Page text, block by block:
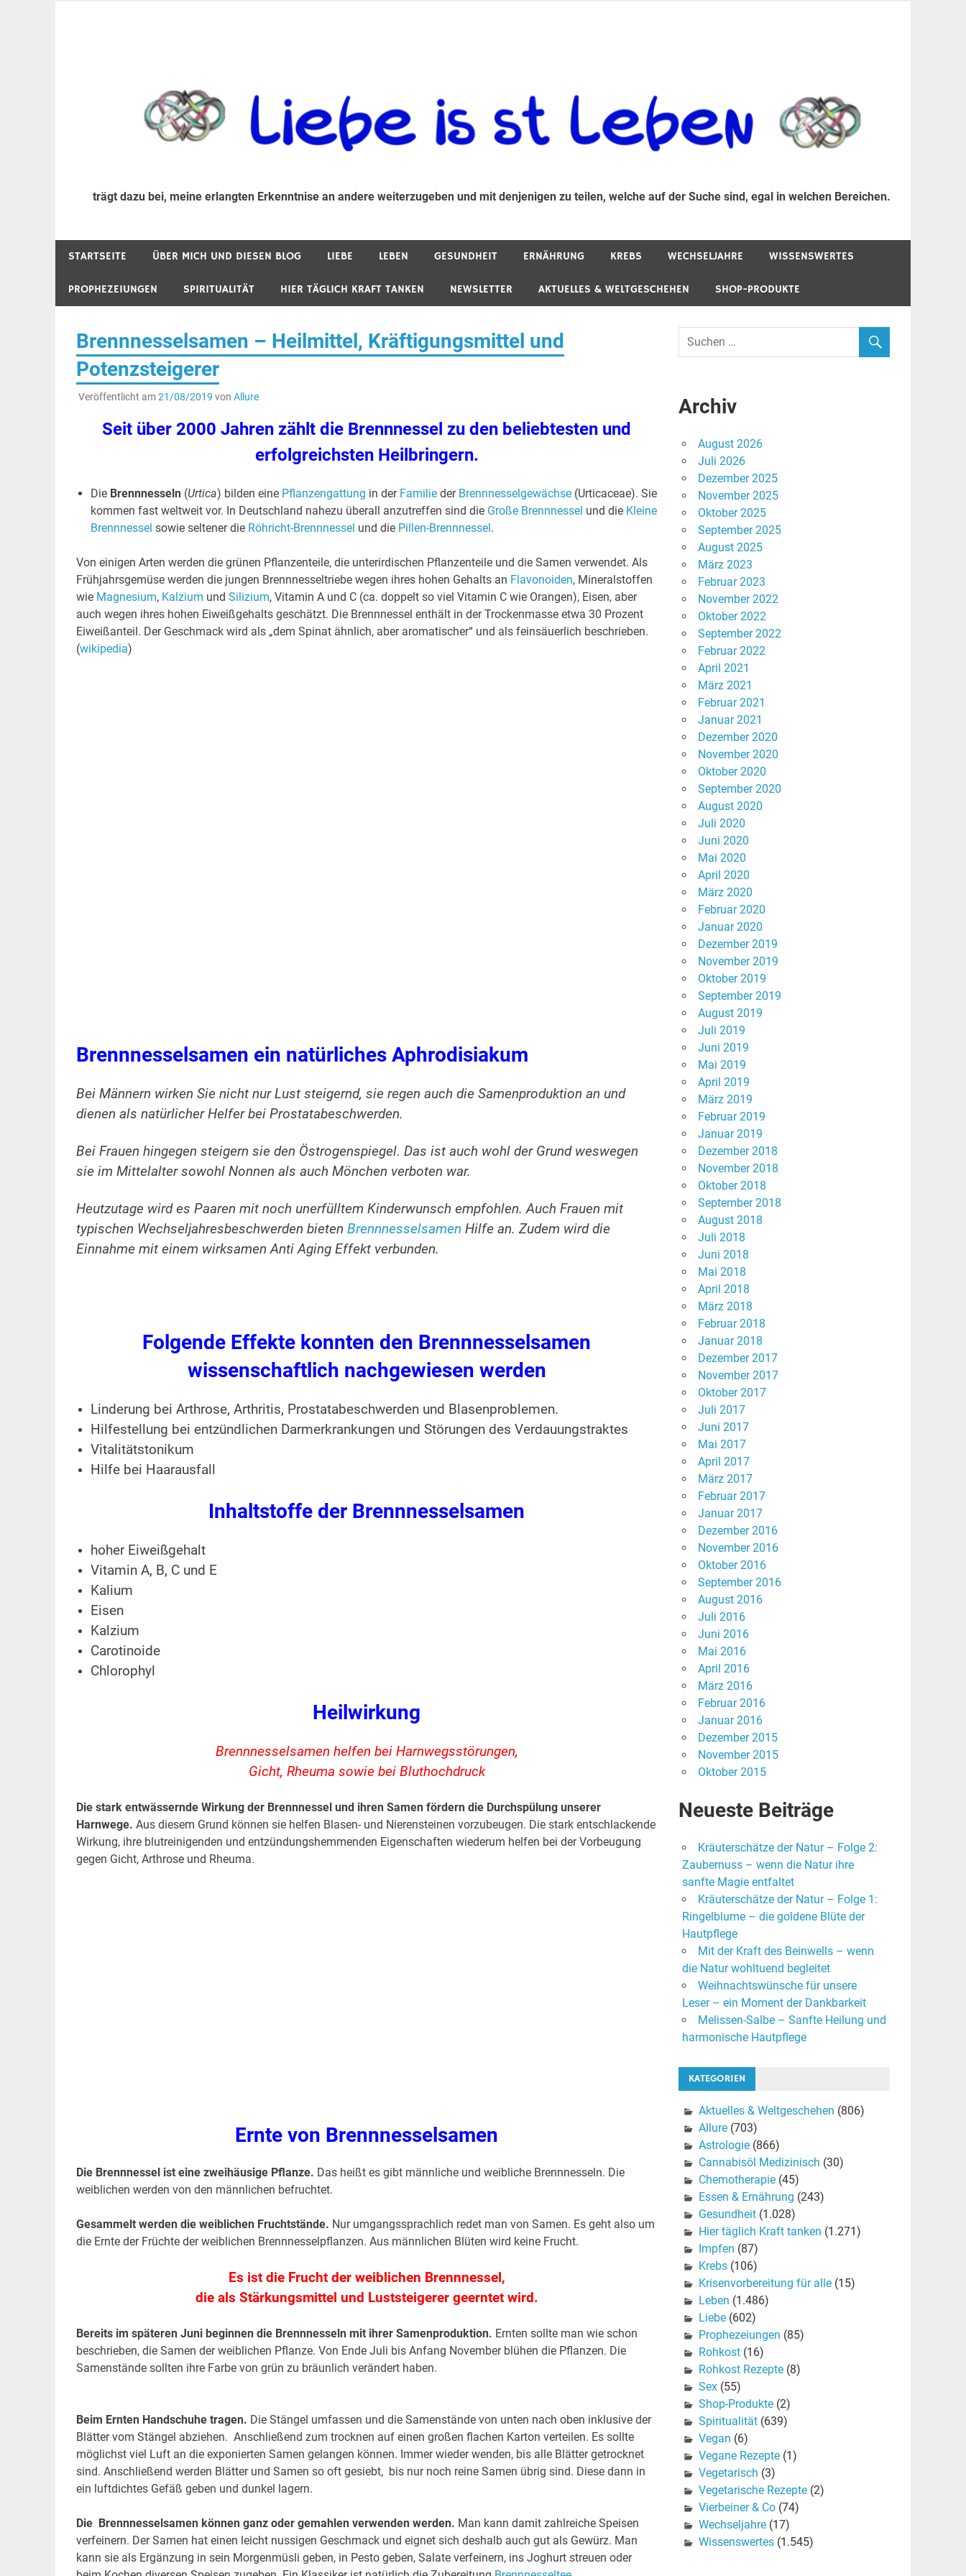
trägt dazu bei, meine erlangten Erkenntnise an andere weiterzugeben und mit denjenigen zu teilen, welche auf der Suche sind, egal in welchen Bereichen.
STARTSEITE ÜBER MICH UND DIESEN BLOG LIEBE LEBEN GESUNDHEIT ERNÄHRUNG KREBS WECHSELJAHRE WISSENSWERTES
PROPHEZEIUNGEN SPIRITUALITÄT HIER TÄGLICH KRAFT TANKEN NEWSLETTER AKTUELLES & WELTGESCHEHEN SHOP-PRODUKTE
Brennnesselsamen – Heilmittel, Kräftigungsmittel und
Potenzsteigerer
Veröffentlicht am21/08/2019 von Allure
Seit über 2000 Jahren zählt die Brennnessel zu den beliebtesten und
erfolgreichsten Heilbringern.
Die Brennnesseln(Urtica) bilden eine Pflanzengattung in der Familieder Brennnesselgewächse(Urticaceae). Sie
kommen fast weltweit vor. In Deutschland nahezu überall anzutreffen sind die Große Brennnessel und die Kleine
Brennnessel sowie seltener die Röhricht-Brennnessel und die Pillen-Brennnessel .
Von einigen Arten werden die grünen Pflanzenteile, die unterirdischen Pflanzenteile und die Samen verwendet. Als
Frühjahrsgemüse werden die jungen Brennnesseltriebe wegen ihres hohen Gehalts an Flavonoiden, Mineralstoffen
wie Magnesium, Kalzium und Silizium, Vitamin A und C (ca. doppelt so viel Vitamin C wie Orangen), Eisen, aber
auch wegen ihres hohen Eiweißgehalts geschätzt. Die Brennnessel enthält in der Trockenmasse etwa 30 Prozent
Eiweißanteil. Der Geschmack wird als „dem Spinat ähnlich, aber aromatischer“und als feinsäuerlich beschrieben.
(wikipedia)
Brennnesselsamen ein natürliches Aphrodisiakum
Bei Männern wirken Sie nicht nur Lust steigernd, sie regen auch die Samenproduktion an und
dienen als natürlicher Helfer bei Prostatabeschwerden.
Bei Frauen hingegen steigern sie den Östrogenspiegel. Das ist auch wohl der Grund weswegen
sie im Mittelalter sowohl Nonnen als auch Mönchen verboten war.
Heutzutage wird es Paaren mit noch unerfülltem Kinderwunsch empfohlen. Auch Frauen mit
typischen Wechseljahresbeschwerden bieten Brennnesselsamen Hilfe an. Zudem wird die
Einnahme mit einem wirksamen Anti Aging Effekt verbunden.
Folgende Effekte konnten den Brennnesselsamen
wissenschaftlich nachgewiesen werden
Linderung bei Arthrose, Arthritis, Prostatabeschwerden und Blasenproblemen.
Hilfestellung bei entzündlichen Darmerkrankungen und Störungen des Verdauungstraktes
Vitalitätstonikum
Hilfe bei Haarausfall
Inhaltstoffe der Brennnesselsamen
hoher Eiweißgehalt
Vitamin A, B, C und E
Kalium
Eisen
Kalzium
Carotinoide
Chlorophyl
Heilwirkung
Brennnesselsamen helfen bei Harnwegsstörungen,
Gicht, Rheuma sowie bei Bluthochdruck
Die stark entwässernde Wirkung der Brennnessel und ihren Samen fördern die Durchspülung unserer
Harnwege. Aus diesem Grund können sie helfen Blasen- und Nierensteinen vorzubeugen. Die stark entschlackende
Wirkung, ihre blutreinigenden und entzündungshemmenden Eigenschaften wiederum helfen bei der Vorbeugung
gegen Gicht, Arthrose und Rheuma.
Ernte von Brennnesselsamen
Die Brennnessel ist eine zweihäusige Pflanze. Das heißt es gibt männliche und weibliche Brennnesseln. Die
weiblichen werden von den männlichen befruchtet.
Gesammelt werden die weiblichen Fruchtstände. Nur umgangssprachlich redet man von Samen. Es geht also um
die Ernte der Früchte der weiblichen Brennnesselpflanzen. Aus männlichen Blüten wird keine Frucht.
Es ist die Frucht der weiblichen Brennnessel,
die als Stärkungsmittel und Luststeigerer geerntet wird.
Bereits im späteren Juni beginnen die Brennnesseln mit ihrer Samenproduktion. Ernten sollte man wie schon
beschrieben, die Samen der weiblichen Pflanze. Von Ende Juli bis Anfang November blühen die Pflanzen. Die
Samenstände sollten ihre Farbe von grün zu bräunlich verändert haben.
Beim Ernten Handschuhe tragen. Die Stängel umfassen und die Samenstände von unten nach oben inklusive der
Blätter vom Stängel abziehen. Anschließend zum trocknen auf einen großen flachen Karton verteilen. Es sollte
möglichst viel Luft an die exponierten Samen gelangen können. Immer wieder wenden, bis alle Blätter getrocknet
sind. Anschließend werden Blätter und Samen so oft gesiebt, bis nur noch reine Samen übrig sind. Diese dann in
ein luftdichtes Gefäß geben und dunkel lagern.
Die Brennnesselsamen können ganz oder gemahlen verwenden werden. Man kann damit zahlreiche Speisen
verfeinern. Der Samen hat einen leicht nussigen Geschmack und eignet sich deshalb auch gut als Gewürz. Man
kann sie als Ergänzung in sein Morgenmüsli geben, in Pesto geben, Salate verfeinern, ins Joghurt streuen oder
Archiv
August 2026
Juli 2026
Dezember 2025
November 2025
Oktober 2025
September 2025
August 2025
März 2023
Februar 2023
November 2022
Oktober 2022
September 2022
Februar 2022
April 2021
März 2021
Februar 2021
Januar 2021
Dezember 2020
November 2020
Oktober 2020
September 2020
August 2020
Juli 2020
Juni 2020
Mai 2020
April 2020
März 2020
Februar 2020
Januar 2020
Dezember 2019
November 2019
Oktober 2019
September 2019
August 2019
Juli 2019
Juni 2019
Mai 2019
April 2019
März 2019
Februar 2019
Januar 2019
Dezember 2018
November 2018
Oktober 2018
September 2018
August 2018
Juli 2018
Juni 2018
Mai 2018
April 2018
März 2018
Februar 2018
Januar 2018
Dezember 2017
November 2017
Oktober 2017
Juli 2017
Juni 2017
Mai 2017
April 2017
März 2017
Februar 2017
Januar 2017
Dezember 2016
November 2016
Oktober 2016
September 2016
August 2016
Juli 2016
Juni 2016
Mai 2016
April 2016
März 2016
Februar 2016
Januar 2016
Dezember 2015
November 2015
Oktober 2015
Neueste Beiträge
Kräuterschätze der Natur – Folge 2:
Zaubernuss – wenn die Natur ihre
sanfte Magie entfaltet
Kräuterschätze der Natur – Folge 1:
Ringelblume – die goldene Blüte der
Hautpflege
Mit der Kraft des Beinwells – wenn
die Natur wohltuend begleitet
Weihnachtswünsche für unsere
Leser – ein Moment der Dankbarkeit
Melissen-Salbe – Sanfte Heilung und
harmonische Hautpflege
KATEGORIEN
Aktuelles & Weltgeschehen (806)
Allure(703)
Astrologie(866)
Cannabisöl Medizinisch (30)
Chemotherapie(45)
Essen & Ernährung (243)
Gesundheit(1.028)
Hier täglich Kraft tanken (1.271)
Impfen (87)
Krebs(106)
Krisenvorbereitung für alle(15)
Leben (1.486)
Liebe(602)
Prophezeiungen (85)
Rohkost(16)
Rohkost Rezepte(8)
Sex(55)
Shop-Produkte(2)
Spiritualität(639)
Vegan (6)
Vegane Rezepte(1)
Vegetarisch (3)
Vegetarische Rezepte(2)
Vierbeiner & Co(74)
Wechseljahre(17)
Wissenswertes(1.545)